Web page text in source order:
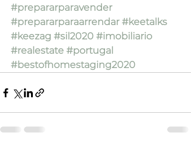
#prepararparavender
#prepararparaarrendar #keetalks
#keezag #sil2020 #imobiliario
#realestate #portugal
#bestofhomestaging2020